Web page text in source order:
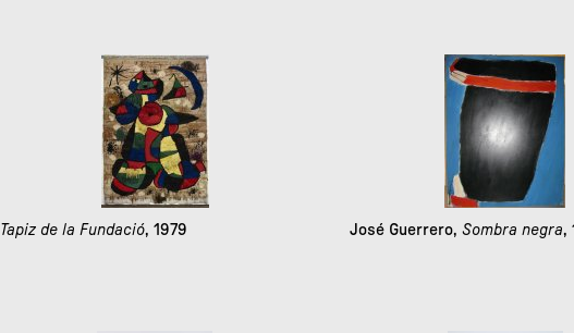
Tapiz de la Fundació, 1979 José Guerrero, Sombra negra,